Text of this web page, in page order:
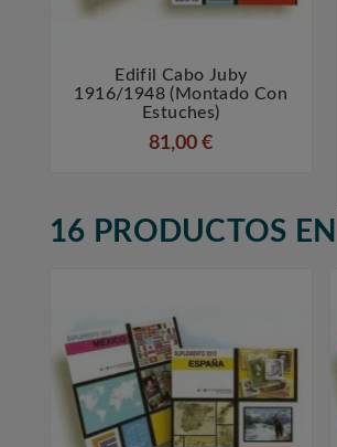
 
Edifil Cabo Juby
1916/1948 (montado Con
Estuches)
81,00 €
16 PRODUCTOS